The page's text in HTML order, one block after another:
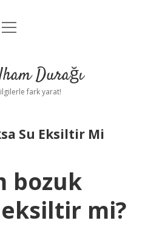
Uyarı
menüyü
Durağı
fark yarat!
Su Eksiltir Mi
bozuk
mi?